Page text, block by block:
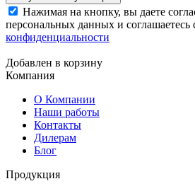
Нажимая на кнопку, вы даете
персональных данных и соглашаетесь
конфиденциальности
Добавлен в корзину
Компания
О Компании
Наши работы
Контакты
Дилерам
Блог
Продукция